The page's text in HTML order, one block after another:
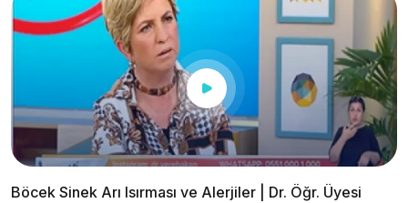
Böcek Sinek Arı Isırması ve Alerjiler | Dr. Öğr. Üyesi